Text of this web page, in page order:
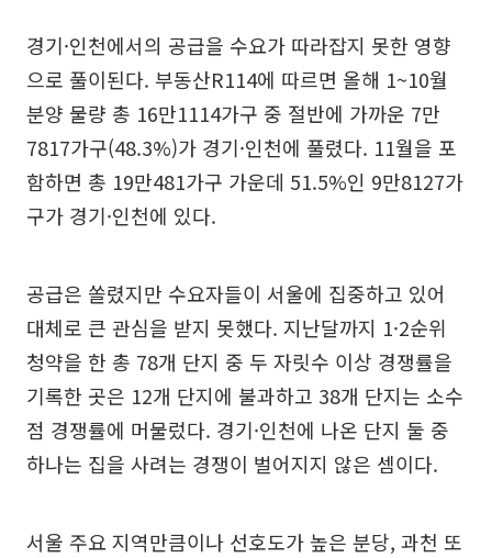
경기·인천에서의 공급을 수요가 따라잡지 못한 영향
으로 풀이된다. 부동산R114에 따르면 올해 1~10월
분양 물량 총 16만1114가구 중 절반에 가까운 7만
7817가구(48.3%)가 경기·인천에 풀렸다. 11월을 포
함하면 총 19만481가구 가운데 51.5%인 9만8127가
구가 경기·인천에 있다.
공급은 쏠렸지만 수요자들이 서울에 집중하고 있어
대체로 큰 관심을 받지 못했다. 지난달까지 1·2순위
청약을 한 총 78개 단지 중 두 자릿수 이상 경쟁률을
기록한 곳은 12개 단지에 불과하고 38개 단지는 소수
점 경쟁률에 머물렀다. 경기·인천에 나온 단지 둘 중
하나는 집을 사려는 경쟁이 벌어지지 않은 셈이다.
서울 주요 지역만큼이나 선호도가 높은 분당, 과천 또